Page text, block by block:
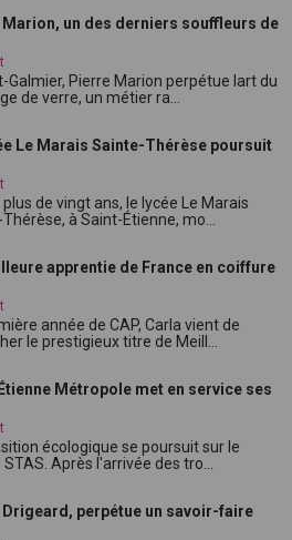
Marion, un des derniers souffleurs de
Galmier, Pierre Marion perpétue lart du
de verre, un métier ra...
Le Marais Sainte-Thérèse poursuit
plus de vingt ans, le lycée Le Marais
à Saint-Étienne, mo...
apprentie de France en coiffure
année de CAP, Carla vient de
le prestigieux titre de Meill...
Métropole met en service ses
écologique se poursuit sur le
Après l'arrivée des tro...
Drigeard, perpétue un savoir-faire